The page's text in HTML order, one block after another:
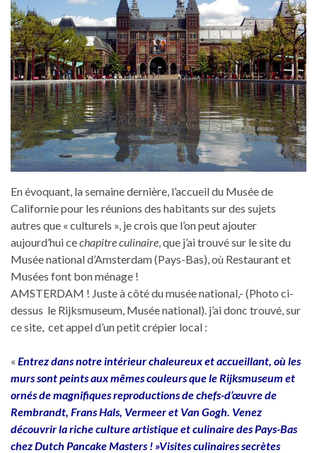
En évoquant, la semaine dernière, l’accueil du Musée de
Californie pour les réunions des habitants sur des sujets
autres que « culturels », je crois que l’on peut ajouter
aujourd’hui cechapitre culinaire, que j’ai trouvé sur le site du
Musée national d’Amsterdam (Pays-Bas), où Restaurant et
Musées font bon ménage !
AMSTERDAM ! Juste à côté du musée national,- (Photo ci-
dessus le Rijksmuseum, Musée national). j’ai donc trouvé, sur
ce site, cet appel d’un petit crépier local :
« Entrez dans notre intérieur chaleureux et accueillant, où les
murs sont peints aux mêmes couleurs que le Rijksmuseum et
ornés de magnifiques reproductions de chefs-d’œuvre de
Rembrandt, Frans Hals, Vermeer et Van Gogh. Venez
découvrir la riche culture artistique et culinaire des Pays-Bas
chez Dutch Pancake Masters ! »Visites culinaires secrètes